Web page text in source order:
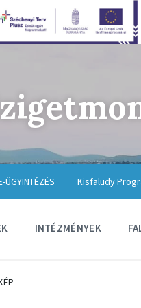
ÜGYINTÉZÉS Kisfaludy
INTÉZMÉNYEK